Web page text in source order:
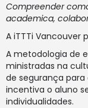
Compreender
academica,
A iTTTi Vancouver
A metodologia de
ministradas na
de segurança
incentiva o aluno
individualidades.